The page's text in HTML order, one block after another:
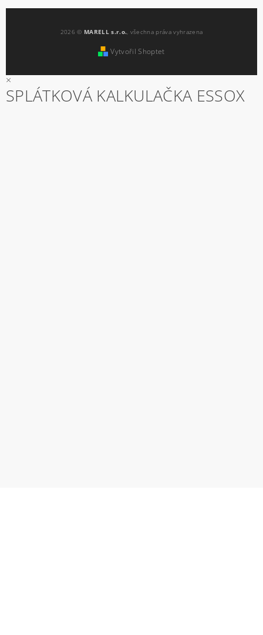
2026 © MARELL s.r.o., všechna práva vyhrazena
Vytvořil Shoptet
×
SPLÁTKOVÁ KALKULAČKA ESSOX